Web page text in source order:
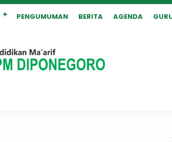
PENGUMUMAN BERITA AGENDA